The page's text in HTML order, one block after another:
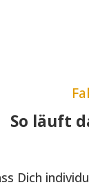
So läuft
Dich